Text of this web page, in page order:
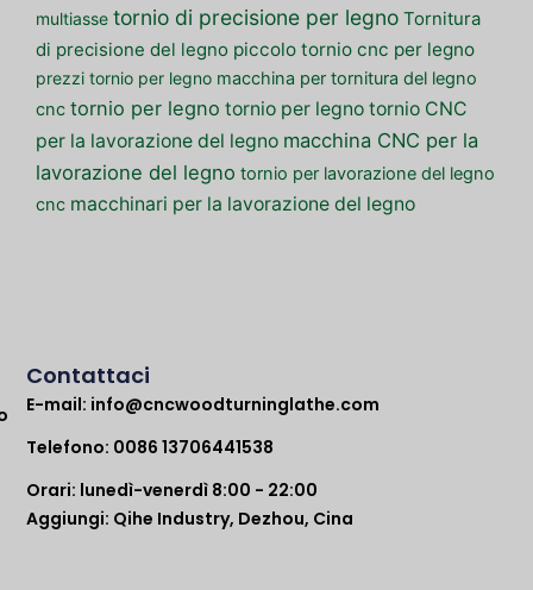
multiasse tornio di precisione per legno Tornitura
di precisione del legno piccolo tornio cnc per legno
prezzi tornio per legno macchina per tornitura del legno
cnc tornio per legno tornio per legno tornio CNC
per la lavorazione del legno macchina CNC per la
lavorazione del legno tornio per lavorazione del legno
cnc macchinari per la lavorazione del legno
Contattaci
E-mail: info@cncwoodturninglathe.com
Telefono: 0086 13706441538
Orari: lunedì-venerdì 8:00 - 22:00
Aggiungi: Qihe Industry, Dezhou, Cina